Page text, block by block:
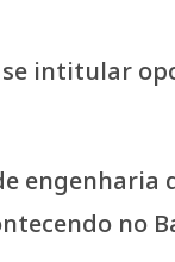
intitular
engenharia
no